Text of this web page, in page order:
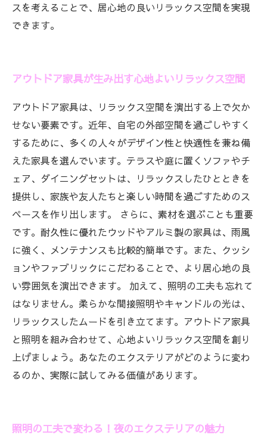
スを考えることで、居心地の良いリラックス空間を実現
できます。
アウトドア家具が生み出す心地よいリラックス空間
アウトドア家具は、リラックス空間を演出する上で欠か
せない要素です。近年、自宅の外部空間を過ごしやすく
するために、多くの人々がデザイン性と快適性を兼ね備
えた家具を選んでいます。テラスや庭に置くソファやチ
ェア、ダイニングセットは、リラックスしたひとときを
提供し、家族や友人たちと楽しい時間を過ごすためのス
ペースを作り出します。 さらに、素材を選ぶことも重要
です。耐久性に優れたウッドやアルミ製の家具は、雨風
に強く、メンテナンスも比較的簡単です。また、クッシ
ョンやファブリックにこだわることで、より居心地の良
い雰囲気を演出できます。 加えて、照明の工夫も忘れて
はなりません。柔らかな間接照明やキャンドルの光は、
リラックスしたムードを引き立てます。アウトドア家具
と照明を組み合わせて、心地よいリラックス空間を創り
上げましょう。あなたのエクステリアがどのように変わ
るのか、実際に試してみる価値があります。
照明の工夫で変わる！夜のエクステリアの魅力